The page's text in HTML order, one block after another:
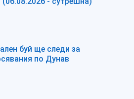
буй ще следи за
по Дунав